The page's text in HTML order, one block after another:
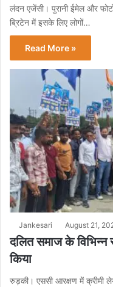
लंदन एजेंसी। पुरानी ईमेल और
ब्रिटेन में इसके लिए लोगों…
Read More »
Jankesari August 21,
दलित समाज के
किया
रुड़की। एससी आरक्षण में क्रीमी